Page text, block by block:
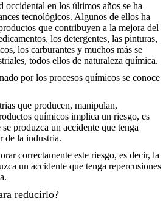
occidental en los últimos años se ha
tecnológicos. Algunos de ellos ha
que contribuyen a la mejora del
los detergentes, las pinturas,
los carburantes y muchos más se
todos ellos de naturaleza química.
por los procesos químicos se conoce
que producen, manipulan,
químicos implica un riesgo, es
produzca un accidente que tenga
de la industria.
correctamente este riesgo, es decir, la
un accidente que tenga repercusiones
reducirlo?